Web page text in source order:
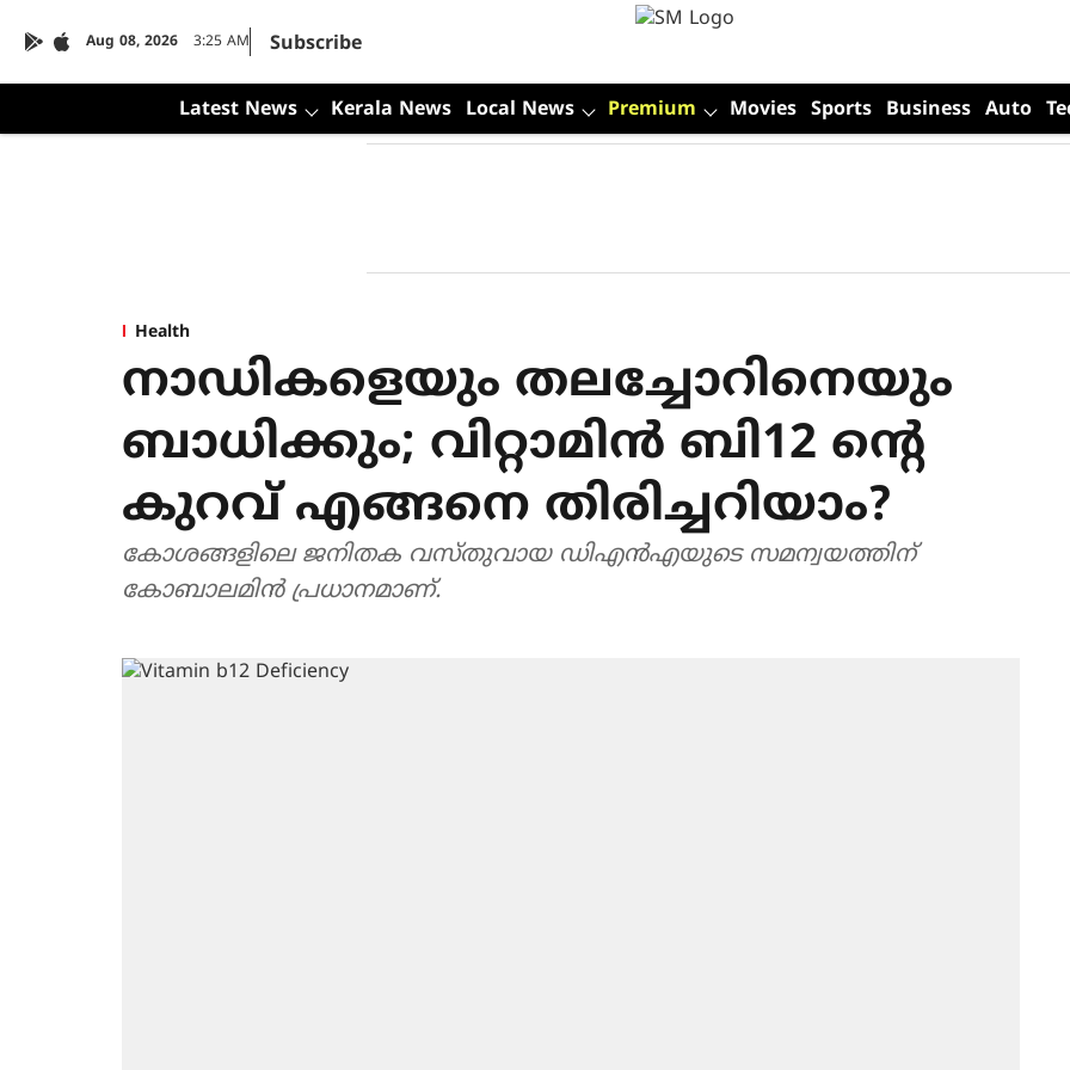
Aug 08, 2026 3:25 AM Subscribe
Latest News Kerala News Local News Premium Movies Sports Business Auto
Health
നാഡികളെയും തലച്ചോറിനെയും
ബാധിക്കും; വിറ്റാമിൻ ബി12 ന്റെ
കുറവ് എങ്ങനെ തിരിച്ചറിയാം?
കോശങ്ങളിലെ ജനിതക വസ്തുവായ ഡിഎൻഎയുടെ സമന്വയത്തിന്
കോബാലമിൻ പ്രധാനമാണ്.